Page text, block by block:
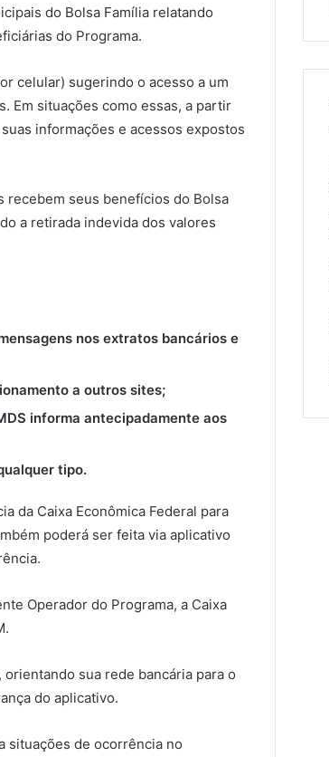
do Bolsa Família relatando
do Programa.
celular) sugerindo o acesso a um
Em situações como essas, a partir
informações e acessos expostos
recebem seus benefícios do Bolsa
a retirada indevida dos valores
nos extratos bancários e
a outros sites;
informa antecipadamente aos
tipo.
da Caixa Econômica Federal para
poderá ser feita via aplicativo
Operador do Programa, a Caixa
sua rede bancária para o
do aplicativo.
situações de ocorrência no